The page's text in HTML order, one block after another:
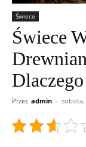
Świece
Świece
Przez admin - sobota,